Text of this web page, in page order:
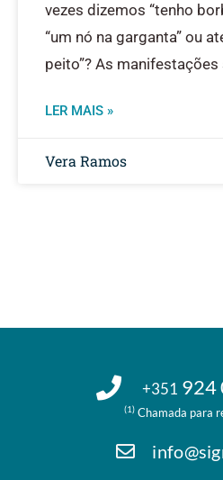
vezes dizemos “tenho
“um nó na garganta” ou
peito”? As
LER MAIS »
Vera Ramos
+351 924
(1) Chamada para